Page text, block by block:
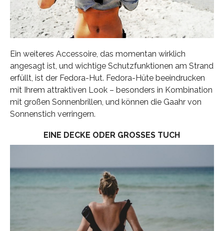
Ein weiteres Accessoire, das momentan wirklich
angesagt ist, und wichtige Schutzfunktionen am Strand
erfüllt, ist der Fedora-Hut. Fedora-Hüte beeindrucken
mit Ihrem attraktiven Look – besonders in Kombination
mit großen Sonnenbrillen, und können die Gaahr von
Sonnenstich verringern.
EINE DECKE ODER GROSSES TUCH